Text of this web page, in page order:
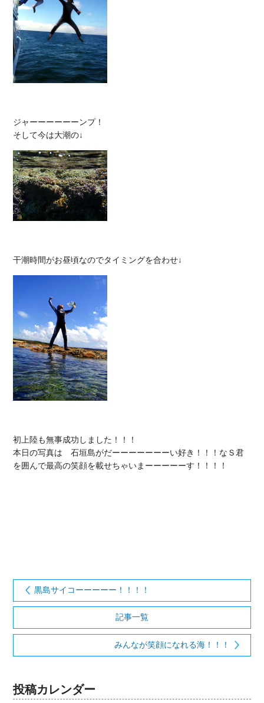
ジャーーーーーーンプ！
初上陸も無事成功しました！！！
本日の写真は　石垣島がだーーーーーーーい好き！！！なＳ君
を囲んで最高の笑顔を載せちゃいまーーーーーす！！！！
黒島サイコーーーーー！！！！
記事一覧
みんなが笑顔になれる海！！！
投稿カレンダー